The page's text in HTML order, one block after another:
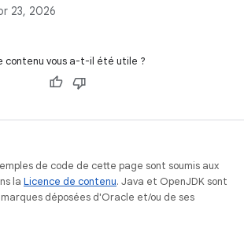
23, 2026
contenu vous a-t-il été utile ?
de code de cette page sont soumis aux
la Licence de contenu. Java et OpenJDK sont
déposées d'Oracle et/ou de ses